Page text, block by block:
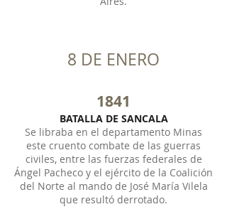
8 DE ENERO
1841
BATALLA DE SANCALA
Se libraba en el departamento Minas
este cruento combate de las guerras
civiles, entre las fuerzas federales de
Ángel Pacheco y el ejército de la Coalición
del Norte al mando de José María Vilela
que resultó derrotado.